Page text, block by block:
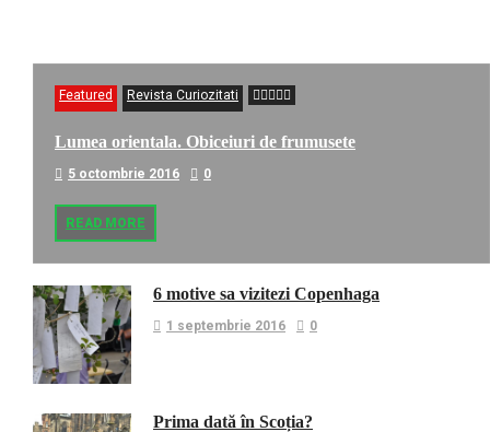
Featured Revista Curiozitati
Lumea orientala. Obiceiuri de frumusete
5 octombrie 2016 0
READ MORE
6 motive sa vizitezi Copenhaga
1 septembrie 2016 0
Prima dată în Scoția?